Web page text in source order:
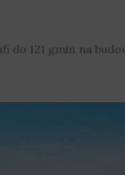
do 121 gmin na